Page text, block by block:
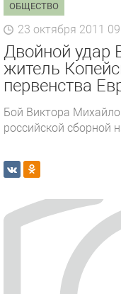
ОБЩЕСТВО
23 октября 2011
Двойной удар
житель
первенства
Бой Виктора
российской сборной